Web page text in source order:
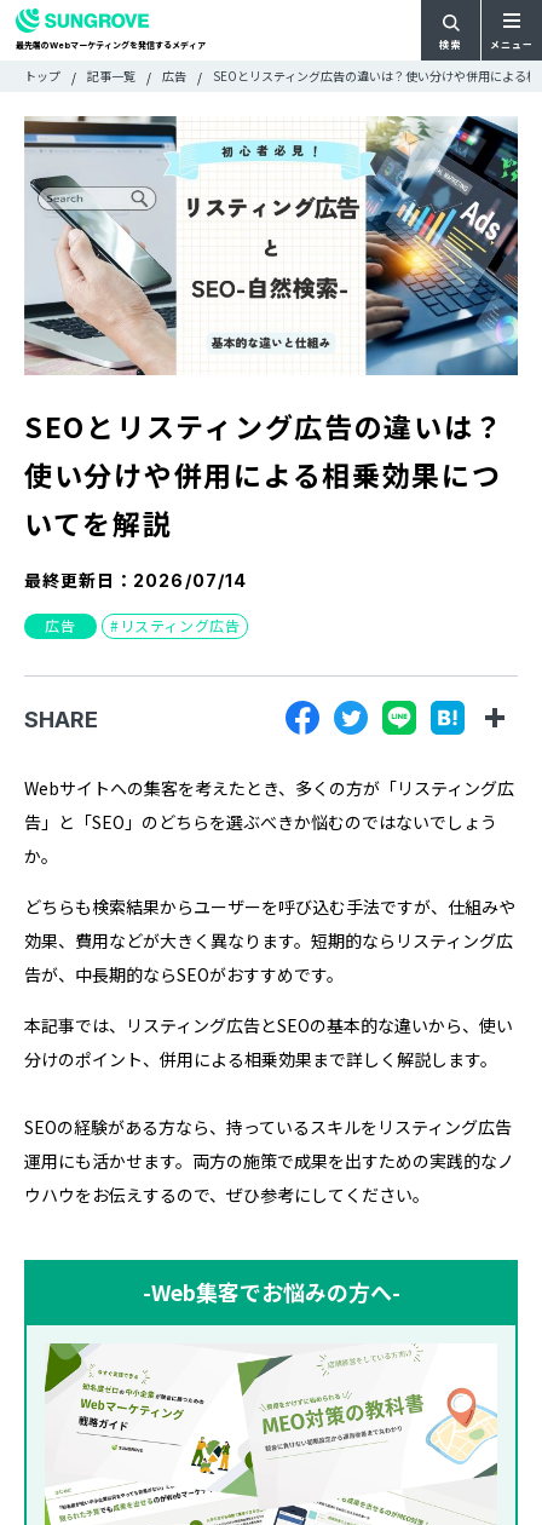
最先端のWebマーケティングを発信するメディア 検索 メニュー
ニ
ー
すべての記事
CATEGORY
カテゴリで探す
TAG
タグで探す
WRITER
ライターで探す
FEATURE
特集
MOVIE
動画
DOCUMENT
お問い合わせ
広告掲載に関するお問い合わせ
利用規約
運営会社
検
検
トップ 記事一覧 広告 SEOとリスティング広告の違いは？使い分けや併用による
SEOとリスティング広告の違いは？
使い分けや併用による相乗効果につ
いてを解説
最終更新日： 2026/07/14
広告 リスティング広告
SHARE
Webサイトへの集客を考えたとき、多くの方が「リスティング広
告」と「SEO」のどちらを選ぶべきか悩むのではないでしょう
か。
どちらも検索結果からユーザーを呼び込む手法ですが、仕組みや
効果、費用などが大きく異なります。短期的ならリスティング広
告が、中長期的ならSEOがおすすめです。
本記事では、リスティング広告とSEOの基本的な違いから、使い
分けのポイント、併用による相乗効果まで詳しく解説します。
SEOの経験がある方なら、持っているスキルをリスティング広告
運用にも活かせます。両方の施策で成果を出すための実践的なノ
ウハウをお伝えするので、ぜひ参考にしてください。
-Web集客でお悩みの方へ-